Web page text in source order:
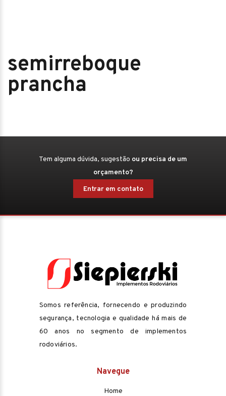
semirreboque
prancha
Tem alguma dúvida, sugestão ou precisa de um
orçamento?
Entrar em contato
Somos referência, fornecendo e produzindo
segurança, tecnologia e qualidade há mais de
60 anos no segmento de implementos
rodoviários.
Navegue
Home